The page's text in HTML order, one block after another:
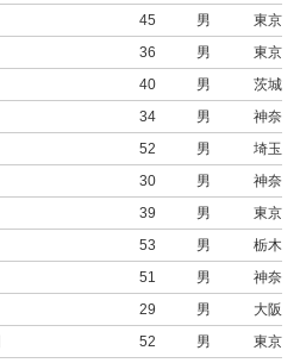
45 男
東京都
36 男
東京都
40 男
茨城県
34 男
神奈川
52 男
埼玉県
30 男
神奈川
39 男
東京都
53 男
栃木県
51 男
神奈川
29 男
大阪府
52 男
東京都